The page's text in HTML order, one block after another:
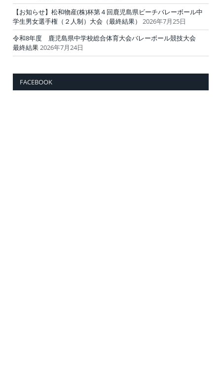
【お知らせ】松和物産(株)杯第４回鹿児島県ビーチバレーボール中
学生男女選手権（２人制）大会（最終結果）
2026年7月25日
令和8年度 鹿児島県中学校総合体育大会バレーボール競技大会
最終結果2026年7月24日
FACEBOOK